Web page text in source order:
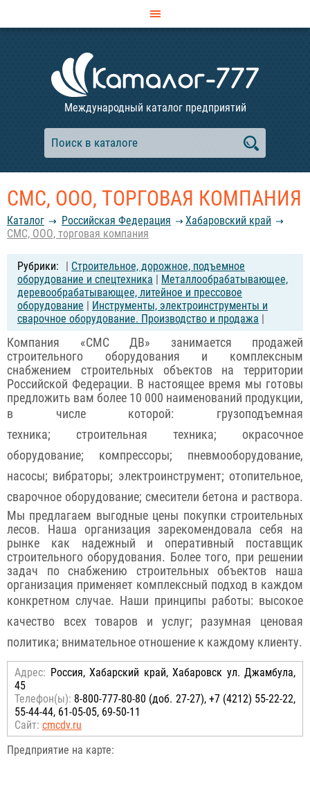
Международный каталог предприятий
СМС, ООО, ТОРГОВАЯ КОМПАНИЯ
Каталог Российcкая Федерация
Хабаровский край
СМС, ООО, торговая компания
| Строительное, дорожное, подъемное
оборудование и спецтехника | Металлообрабатывающее,
деревообрабатывающее, литейное и прессовое
оборудование | Инструменты, электроинструменты и
сварочное оборудование. Производство и продажа |
Компания «СМС ДВ» занимается продажей
строительного оборудования и комплексным
снабжением строительных объектов на территории
Российской Федерации. В настоящее время мы готовы
предложить вам более 10 000 наименований продукции,
в числе которой: грузоподъемная
техника; строительная техника; окрасочное
оборудование; компрессоры; пневмооборудование,
насосы; вибраторы; электроинструмент; отопительное,
сварочное оборудование; смесители бетона и раствора.
Мы предлагаем выгодные цены покупки строительных
лесов. Наша организация зарекомендовала себя на
рынке как надежный и оперативный поставщик
строительного оборудования. Более того, при решении
задач по снабжению строительных объектов наша
организация применяет комплексный подход в каждом
конкретном случае. Наши принципы работы: высокое
качество всех товаров и услуг; разумная ценовая
политика; внимательное отношение к каждому клиенту.
Адрес: Россия, Хабарский край, Хабаровск ул. Джамбула,
45
Телефон(ы): 8-800-777-80-80 (доб. 27-27), +7 (4212) 55-22-22,
55-44-44, 61-05-05, 69-50-11
Сайт: cmcdv.ru
Предприятие на карте: